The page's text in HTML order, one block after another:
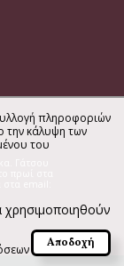
Γάτσου
email:
πληροφοριών
την κάλυψη των
του
χρησιμοποιηθούν